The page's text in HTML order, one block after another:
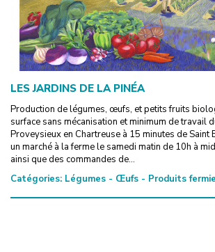
LES JARDINS DE LA PINÉA
Production de légumes, œufs, et petits fruits
surface sans mécanisation et minimum de travail
Proveysieux en Chartreuse à 15 minutes de Saint
un marché à la ferme le samedi matin de 10h à
ainsi que des commandes de...
Catégories: Légumes - Œufs - Produits